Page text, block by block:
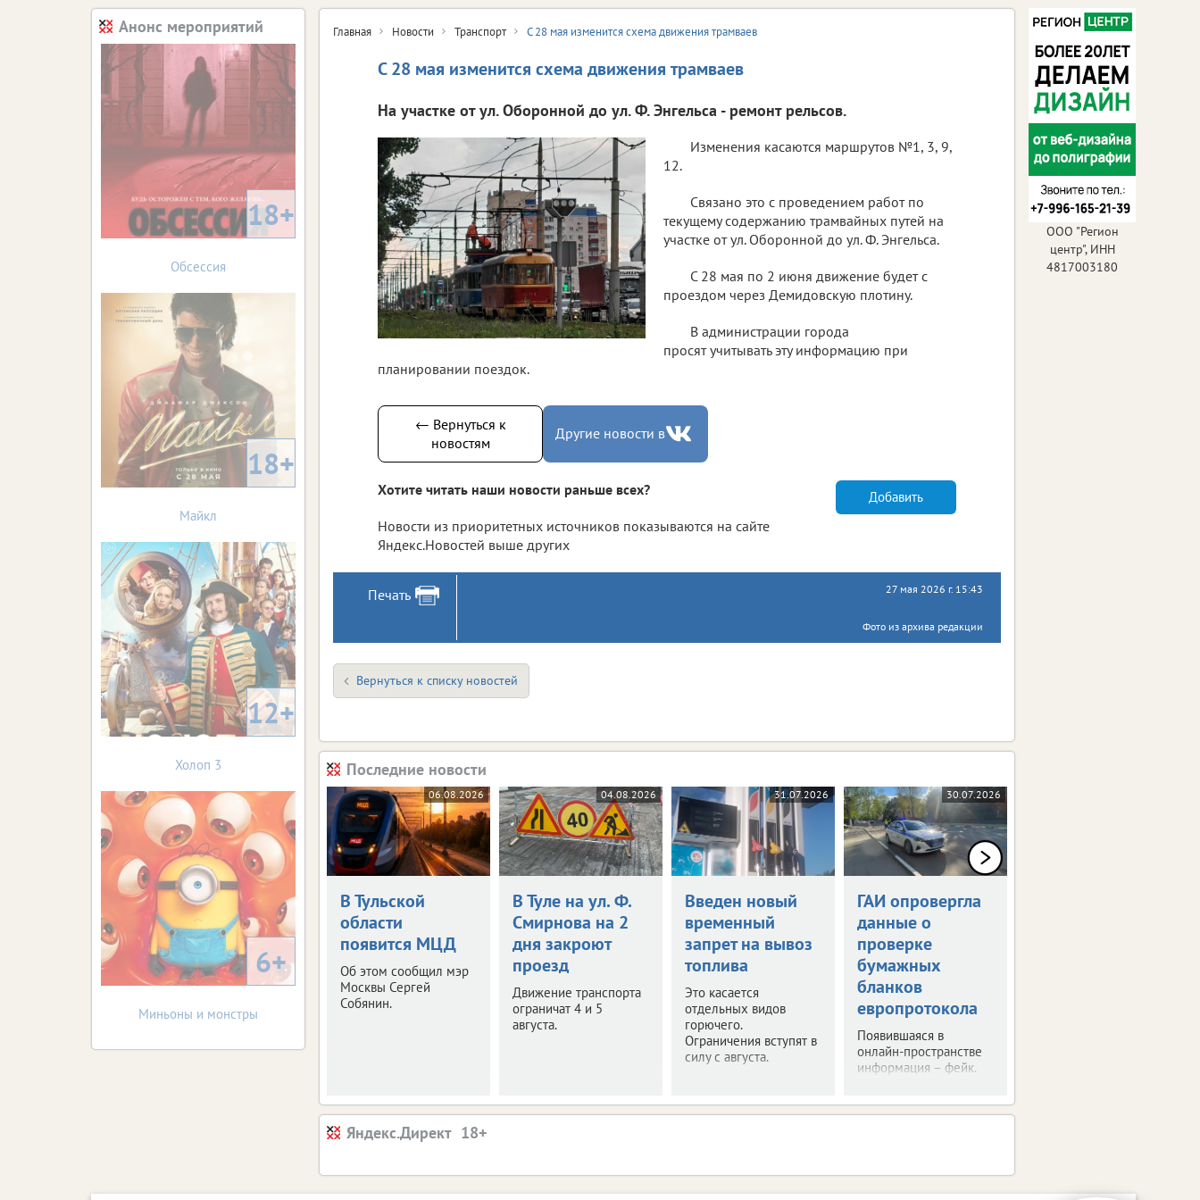
Главная Новости Транспорт С 28 мая изменится схема движения трамваев
С 28 мая изменится схема движения трамваев
На участке от ул. Оборонной до ул. Ф. Энгельса - ремонт рельсов.
Изменения касаются маршрутов №1, 3, 9,
12.
Связано это с проведением работ по
текущему содержанию трамвайных путей на
участке от ул. Оборонной до ул. Ф. Энгельса.
С 28 мая по 2 июня движение будет с
проездом через Демидовскую плотину.
В администрации города
просят учитывать эту информацию при
планировании поездок.
← Вернуться к
новостям
Другие новости в
Хотите читать наши новости раньше всех?
Новости из приоритетных источников показываются на сайте
Яндекс.Новостей выше других
Добавить
Печать 27 мая 2026 г. 15:43
Фото из архива редакции
Вернуться к списку новостей
Последние новости
06.08.2026
В Тульской
области
появится МЦД
Об этом сообщил мэр
Москвы Сергей
Собянин.
04.08.2026
В Туле на ул. Ф.
Смирнова на 2
дня закроют
проезд
Движение транспорта
ограничат 4 и 5
августа.
31.07.2026
Введен новый
временный
запрет на вывоз
топлива
Это касается
отдельных видов
горючего.
Ограничения вступят в
силу с августа.
30.07.2026
ГАИ опровергла
данные о
проверке
бумажных
бланков
европротокола
Появившаяся в
онлайн-пространстве
информация – фейк.
Яндекс.Директ
Анонс мероприятий
18+
Обсессия
18+
Майкл
12+
Холоп 3
6+
Миньоны и монстры
ООО "Регион
центр", ИНН
4817003180